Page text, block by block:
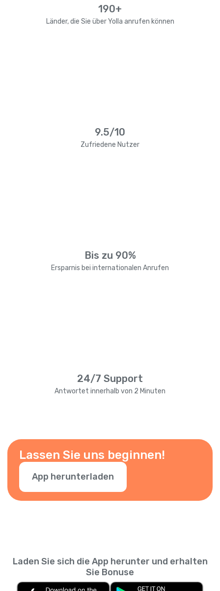
190+
Länder, die Sie über Yolla anrufen können
9.5/10
Zufriedene Nutzer
Bis zu 90%
Ersparnis bei internationalen Anrufen
24/7 Support
Antwortet innerhalb von 2 Minuten
Lassen Sie uns beginnen!
App herunterladen
Laden Sie sich die App herunter und erhalten
Sie Bonuse